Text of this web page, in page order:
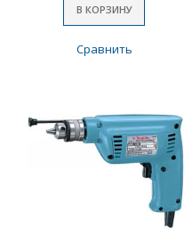
В КОРЗИНУ
Сравнить